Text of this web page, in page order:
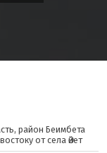
район Беимбета
от села Әйет